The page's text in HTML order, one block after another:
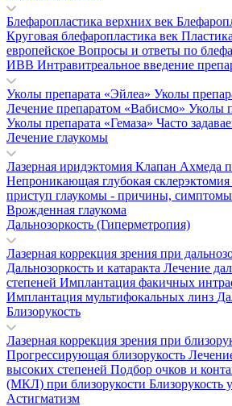
Блефаропластика верхних век
Круговая блефаропластика век
европейское Вопросы и ответы по
ИВВ Интравитреальное введение
Уколы препарата «Эйлеа» Уколы
Лечение препаратом «Вабисмо» Уколы
Уколы препарата «Гемаза» Часто
Лечение глаукомы
Лазерная иридэктомия Клапан Ахмеда
Непроникающая глубокая
приступ глаукомы - причины,
Врожденная глаукома
Дальнозоркость (Гиперметропия)
Лазерная коррекция зрения при
Дальнозоркость и катаракта Лечение
степеней Имплантация факичных
Имплантация мультифокальных линз
Близорукость
Лазерная коррекция зрения при
Прогрессирующая близорукость
высоких степеней Подбор очков и
(МКЛ) при близорукости Близорукость
Астигматизм